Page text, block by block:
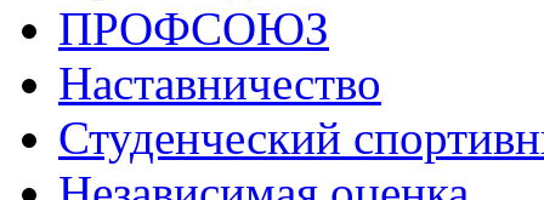
ПРОФСОЮЗ
Наставничество
Студенческий